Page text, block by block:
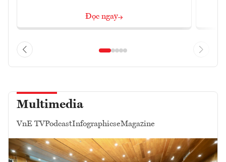
Đọc ngay
Multimedia
VnE TVPodcastInfographicseMagazine